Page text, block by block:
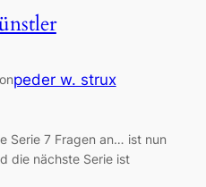
peder w. strux
Serie 7 Fragen an… ist nun
die nächste Serie ist